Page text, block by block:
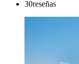
30reseñas